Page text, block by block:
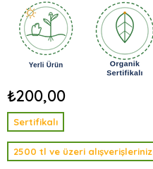
₺200,00
Sertifikalı
2500 tl ve üzeri